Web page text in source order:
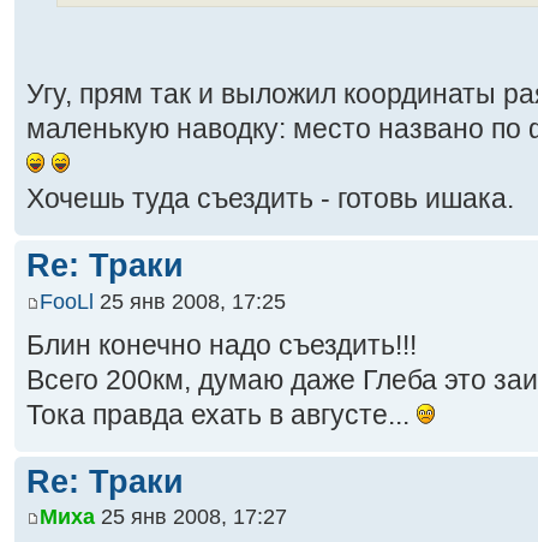
Угу, прям так и выложил координаты
маленькую наводку: место названо
Хочешь туда съездить - готовь ишака.
Re: Траки
FooLl 25 янв 2008, 17:25
Блин конечно надо съездить!!!
Всего 200км, думаю даже Глеба это
Тока правда ехать в августе...
Re: Траки
Миха 25 янв 2008, 17:27